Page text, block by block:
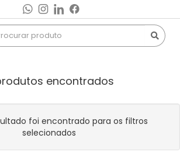
encontrados
foi encontrado para os filtros
selecionados